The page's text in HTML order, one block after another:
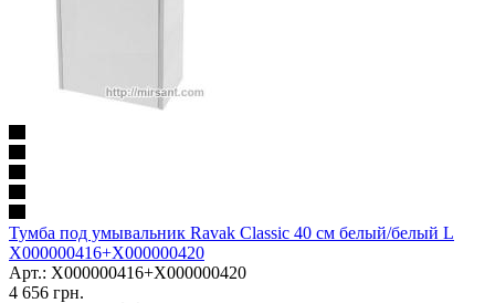
Тумба под умывальник Ravak Classic 40 см белый/белый L
X000000416+X000000420
Арт.: X000000416+X000000420
4 656 грн.